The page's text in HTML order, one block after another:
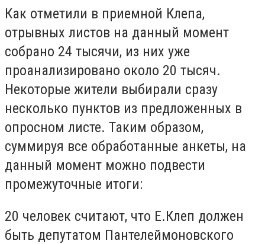
Как отметили в приемной Клепа,
отрывных листов на данный момент
собрано 24 тысячи, из них уже
проанализировано около 20 тысяч.
Некоторые жители выбирали сразу
несколько пунктов из предложенных в
опросном листе. Таким образом,
суммируя все обработанные анкеты, на
данный момент можно подвести
промежуточные итоги:
20 человек считают, что Е.Клеп должен
быть депутатом Пантелеймоновского